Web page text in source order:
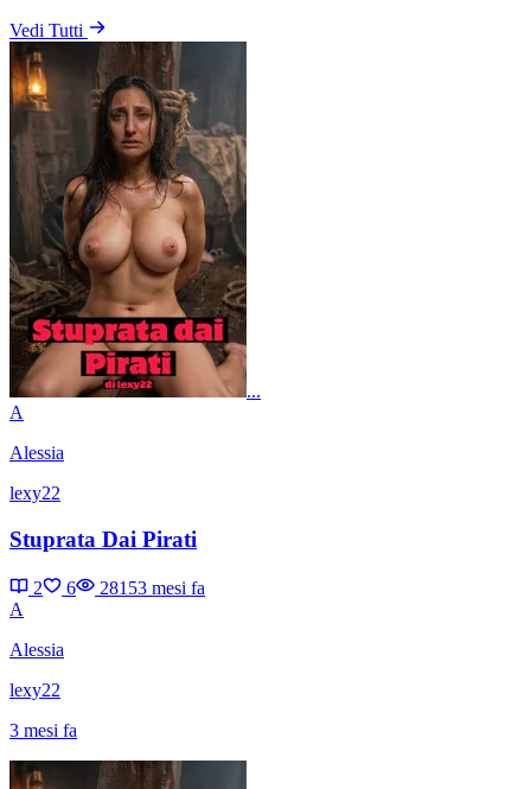
Vedi Tutti
...
A
Alessia
lexy22
Stuprata Dai Pirati
2 6 28153 mesi fa
A
Alessia
lexy22
3 mesi fa